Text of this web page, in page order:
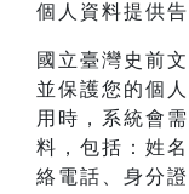
個人資料提供
國立臺灣史前
並保護您的個
用時，系統會
料，包括：姓
絡電話、身分